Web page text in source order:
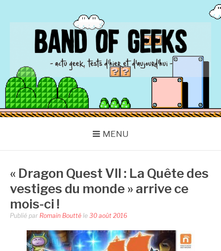
BAND OF GEEKS
Actu Geek d'hier et d'aujourd'hui
MENU
« Dragon Quest VII : La Quête des
vestiges du monde » arrive ce
mois-ci !
Publié par Romain Boutté le 30 août 2016